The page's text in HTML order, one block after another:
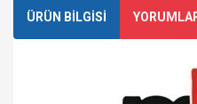
ÜRÜN BİLGİSİ